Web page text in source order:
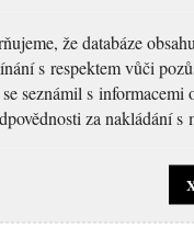
že databáze
s respektem vůči
se seznámil s
za nakládání